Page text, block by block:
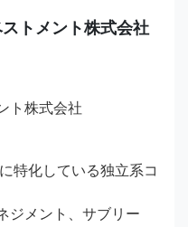
トメント株式会社
ト株式会社
特化している独立系コ
ジメント、サブリー